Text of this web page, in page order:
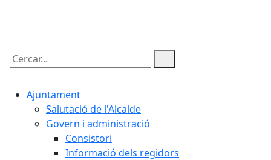
Cercar:
Ajuntament
Salutació de l'Alcalde
Govern i administració
Consistori
Informació dels regidors